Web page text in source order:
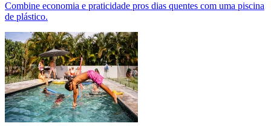
Combine economia e praticidade pros dias quentes com uma piscina
de plástico.